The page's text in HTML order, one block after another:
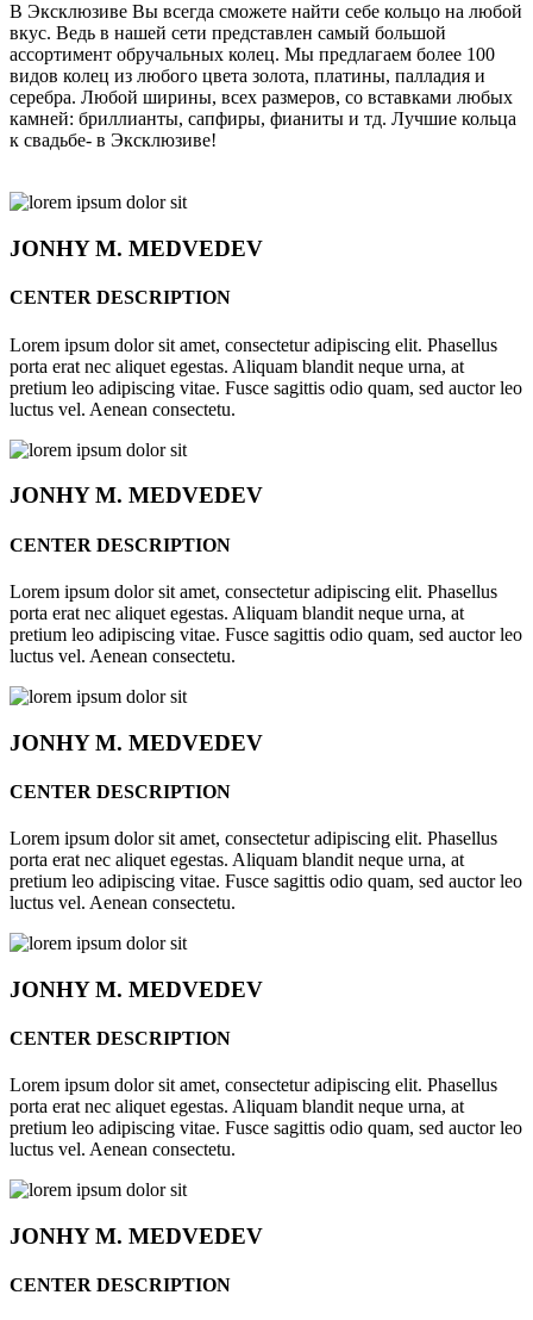
В Эксклюзиве Вы всегда сможете найти себе кольцо на любой
вкус. Ведь в нашей сети представлен самый большой
ассортимент обручальных колец. Мы предлагаем более 100
видов колец из любого цвета золота, платины, палладия и
серебра. Любой ширины, всех размеров, со вставками любых
камней: бриллианты, сапфиры, фианиты и тд. Лучшие кольца
к свадьбе- в Эксклюзиве!
JONHYM. MEDVEDEV
CENTER DESCRIPTION
Lorem ipsum dolor sit amet, consectetur adipiscing elit. Phasellus
porta erat nec aliquet egestas. Aliquam blandit neque urna, at
pretium leo adipiscing vitae. Fusce sagittis odio quam, sed auctor leo
luctus vel. Aenean consectetu.
JONHYM. MEDVEDEV
CENTER DESCRIPTION
Lorem ipsum dolor sit amet, consectetur adipiscing elit. Phasellus
porta erat nec aliquet egestas. Aliquam blandit neque urna, at
pretium leo adipiscing vitae. Fusce sagittis odio quam, sed auctor leo
luctus vel. Aenean consectetu.
JONHYM. MEDVEDEV
CENTER DESCRIPTION
Lorem ipsum dolor sit amet, consectetur adipiscing elit. Phasellus
porta erat nec aliquet egestas. Aliquam blandit neque urna, at
pretium leo adipiscing vitae. Fusce sagittis odio quam, sed auctor leo
luctus vel. Aenean consectetu.
JONHYM. MEDVEDEV
CENTER DESCRIPTION
Lorem ipsum dolor sit amet, consectetur adipiscing elit. Phasellus
porta erat nec aliquet egestas. Aliquam blandit neque urna, at
pretium leo adipiscing vitae. Fusce sagittis odio quam, sed auctor leo
luctus vel. Aenean consectetu.
JONHYM. MEDVEDEV
CENTER DESCRIPTION